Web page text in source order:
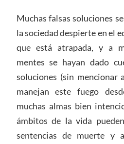
Muchas falsas soluciones
la sociedad despierte en el
que está atrapada, y a
mentes se hayan dado
soluciones (sin mencionar
manejan este fuego
muchas almas bien
ámbitos de la vida
sentencias de muerte y